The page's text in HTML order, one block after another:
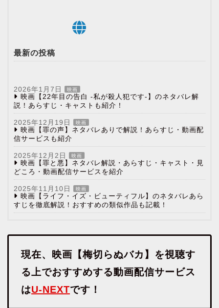
最新の投稿
2026年1月7日 映画
映画【22年目の告白 -私が殺人犯です-】のネタバレ解
説！あらすじ・キャストも紹介！
2025年12月19日 映画
映画【罪の声】ネタバレありで解説！あらすじ・動画配
信サービスも紹介
2025年12月2日 映画
映画【罪と悪】ネタバレ解説・あらすじ・キャスト・見
どころ・動画配信サービスを紹介
2025年11月10日 映画
映画【ライフ・イズ・ビューティフル】のネタバレあら
すじを徹底解説！おすすめの類似作品も記載！
現在、映画【梅切らぬバカ】を視聴す
る上でおすすめする動画配信サービス
はU-NEXTです！